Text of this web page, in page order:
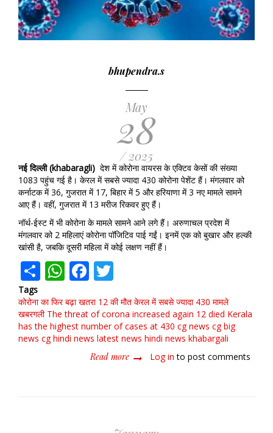
bhupendra.s
May
28
/ 2025
नई दिल्ली (khabaragli) देश में कोरोना वायरस के एक्टिव केसों की संख्या
1083 पहुंच गई है। केरल में सबसे ज्यादा 430 कोरोना पेशेंट हैं। मंगलवार को
कर्नाटक में 36, गुजरात में 17, बिहार में 5 और हरियाणा में 3 नए मामले सामने
आए हैं। वहीं, गुजरात में 13 मरीज रिकवर हुए हैं।
नॉर्थ-ईस्ट में भी कोरोना के मामले सामने आने लगे हैं। अरुणाचल प्रदेश में
मंगलवार को 2 महिलाएं कोरोना पॉजिटिव पाई गईं। इनमें एक को बुखार और हल्की
खांसी है, जबकि दूसरी महिला में कोई लक्षण नहीं हैं।
ShareWhatsApp
Facebook
Tags
कोरोना का फिर बढ़ा खतरा 12 की मौत केरल में सबसे ज्यादा 430 मामले
खबरगली The threat of corona increased again 12 died Kerala
has the highest number of cases at 430 cg news cg big
news cg hindi news latest news hindi news khabargali
Read more about
12
Log in to post comments